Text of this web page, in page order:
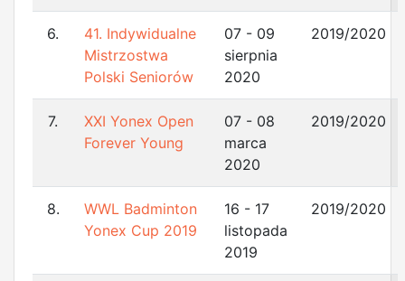
6.
41. Indywidualne
Mistrzostwa
Polski Seniorów
07 - 09
sierpnia
2020
2019/2020
7.
XXI Yonex Open
Forever Young
07 - 08
marca
2020
2019/2020
8.
WWL Badminton
Yonex Cup 2019
16 - 17
listopada
2019
2019/2020